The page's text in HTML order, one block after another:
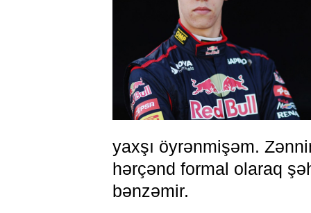
yaxşı öyrənmişəm.
hərçənd formal olaraq
bənzəmir.